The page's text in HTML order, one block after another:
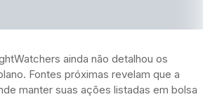
ainda não detalhou os
Fontes próximas revelam que a
manter suas ações listadas em bolsa